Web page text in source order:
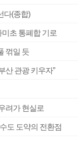
다(종합)
초 통폐합 기로
꺾일 듯
산 관광 키우자”
려가 현실로
도 도약의 전환점